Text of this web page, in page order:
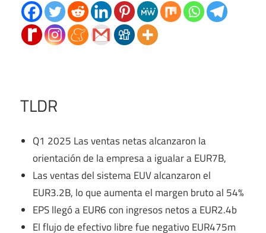
TLDR
Q1 2025 Las ventas netas alcanzaron la
orientación de la empresa a igualar a EUR7B,
Las ventas del sistema EUV alcanzaron el
EUR3.2B, lo que aumenta el margen bruto al 54%
EPS llegó a EUR6 con ingresos netos a EUR2.4b
El flujo de efectivo libre fue negativo EUR475m